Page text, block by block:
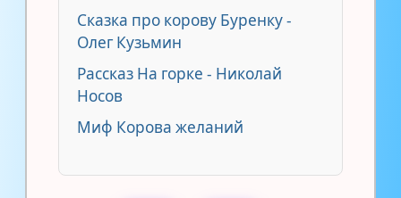
Сказка про корову Буренку -
Олег Кузьмин
Рассказ На горке - Николай
Носов
Миф Корова желаний